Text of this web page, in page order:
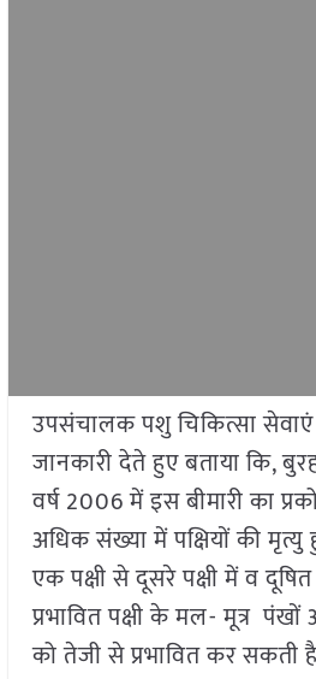
उपसंचालक पशु चिकित्सा सेवाएं
जानकारी देते हुए बताया कि,
वर्ष 2006 में इस बीमारी का
अधिक संख्या में पक्षियों की मृत्यु
एक पक्षी से दूसरे पक्षी में व
प्रभावित पक्षी के मल- मूत्र
को तेजी से प्रभावित कर सकती